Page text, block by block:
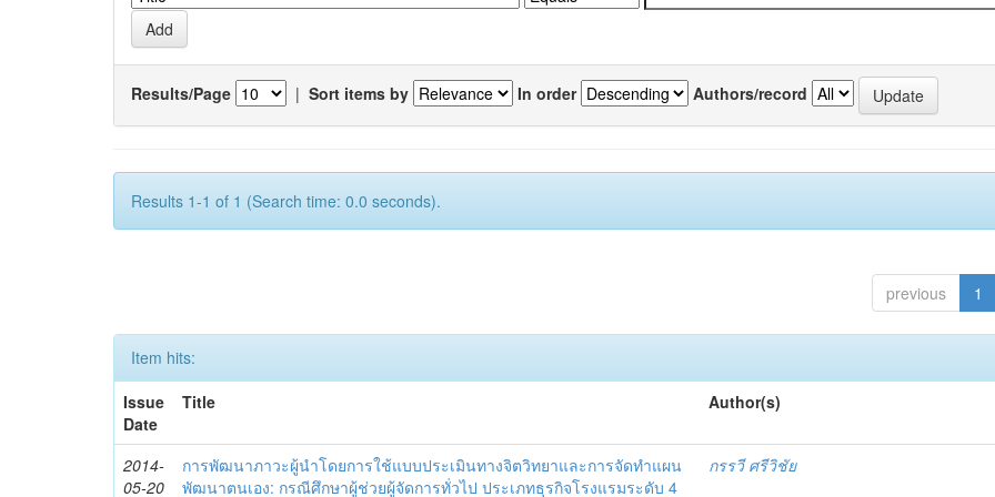
Results/Page | Sort items by In order Authors/record
Results 1-1 of 1 (Search time: 0.0 seconds).
previous 1
Item hits:
Issue
Date
Title Author(s)
2014-
05-20
การพัฒนาภาวะผู้นำโดยการใช้แบบประเมินทางจิตวิทยาและการจัดทำแผน
พัฒนาตนเอง: กรณีศึกษาผู้ช่วยผู้จัดการทั่วไป ประเภทธุรกิจโรงแรมระดับ 4
กรรวี ศรีวิชัย